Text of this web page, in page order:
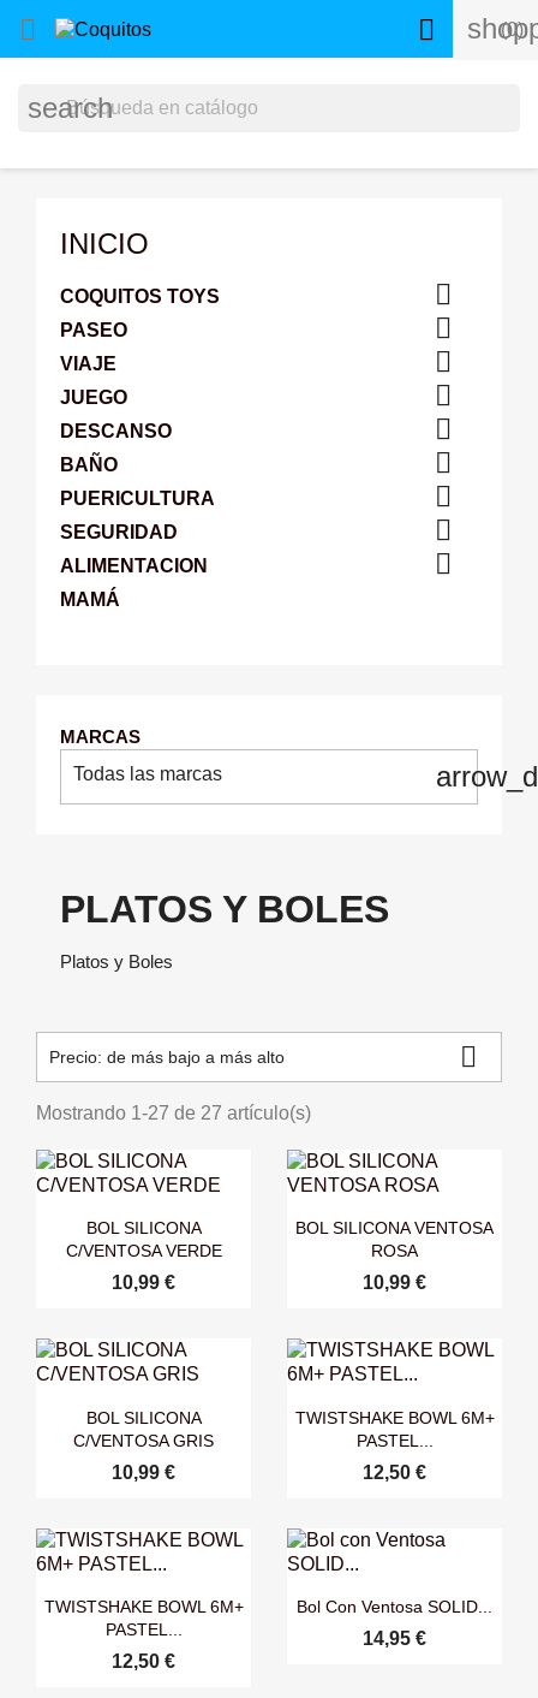
 (0)

search
INICIO
COQUITOS TOYS 
PASEO 
VIAJE 
JUEGO 
DESCANSO 
BAÑO 
PUERICULTURA 
SEGURIDAD 
ALIMENTACION 
MAMÁ
MARCAS
Todas las marcas
PLATOS Y BOLES
Platos y Boles
Precio: de más bajo a más alto 
Mostrando 1-27 de 27 artículo(s)
 Vista rápida
BOL SILICONA
C/VENTOSA VERDE
10,99 €
 Vista rápida
BOL SILICONA VENTOSA
ROSA
10,99 €
 Vista rápida
BOL SILICONA
C/VENTOSA GRIS
10,99 €
 Vista rápida
TWISTSHAKE BOWL 6M+
PASTEL...
12,50 €
 Vista rápida
TWISTSHAKE BOWL 6M+
PASTEL...
12,50 €
 Vista rápida
Bol Con Ventosa SOLID...
14,95 €